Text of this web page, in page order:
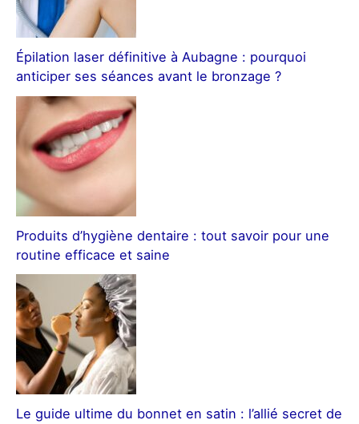
Épilation laser définitive à Aubagne : pourquoi
anticiper ses séances avant le bronzage ?
Produits d’hygiène dentaire : tout savoir pour une
routine efficace et saine
Le guide ultime du bonnet en satin : l’allié secret de